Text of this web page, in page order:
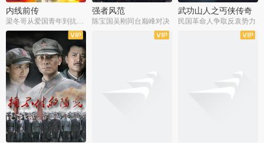
内线前传 强者风范
陈宝国吴刚同台巅峰对决
武功山人之丐侠传奇
民国革命人争取反袁势力
全38集